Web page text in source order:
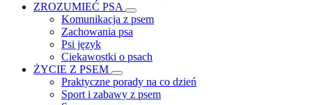
ZROZUMIEĆ PSA
Komunikacja z psem
Zachowania psa
Psi język
Ciekawostki o psach
ŻYCIE Z PSEM
Praktyczne porady na co dzień
Sport i zabawy z psem